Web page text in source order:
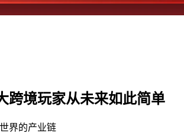
跨境玩家从未来如此简单
界的产业链